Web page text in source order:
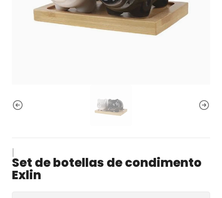
Set de botellas de condimento
Exlin